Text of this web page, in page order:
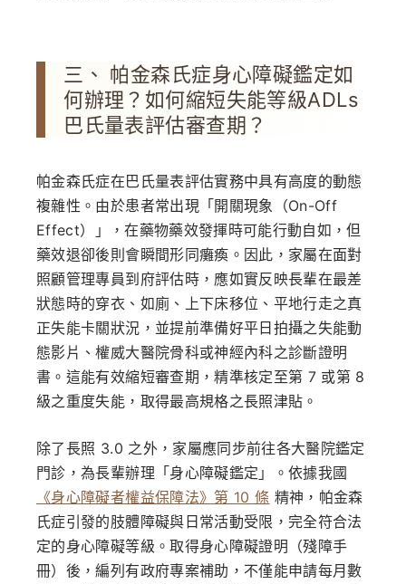
三、 帕金森氏症身心障礙鑑定如
何辦理？如何縮短失能等級ADLs
巴氏量表評估審查期？
帕金森氏症在巴氏量表評估實務中具有高度的動態
複雜性。由於患者常出現「開關現象（On-Off
Effect）」，在藥物藥效發揮時可能行動自如，但
藥效退卻後則會瞬間形同癱瘓。因此，家屬在面對
照顧管理專員到府評估時，應如實反映長輩在最差
狀態時的穿衣、如廁、上下床移位、平地行走之真
正失能卡關狀況，並提前準備好平日拍攝之失能動
態影片、權威大醫院骨科或神經內科之診斷證明
書。這能有效縮短審查期，精準核定至第 7 或第 8
級之重度失能，取得最高規格之長照津貼。
除了長照 3.0 之外，家屬應同步前往各大醫院鑑定
門診，為長輩辦理「身心障礙鑑定」。依據我國
《身心障礙者權益保障法》第 10 條 精神，帕金森
氏症引發的肢體障礙與日常活動受限，完全符合法
定的身心障礙等級。取得身心障礙證明（殘障手
冊）後，編列有政府專案補助，不僅能申請每月數